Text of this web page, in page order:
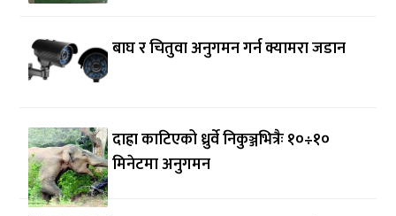
बाघ र चितुवा अनुगमन गर्न क्यामरा जडान
दाह्रा काटिएको ध्रुर्वे निकुञ्जभित्रैः १०÷१०
मिनेटमा अनुगमन